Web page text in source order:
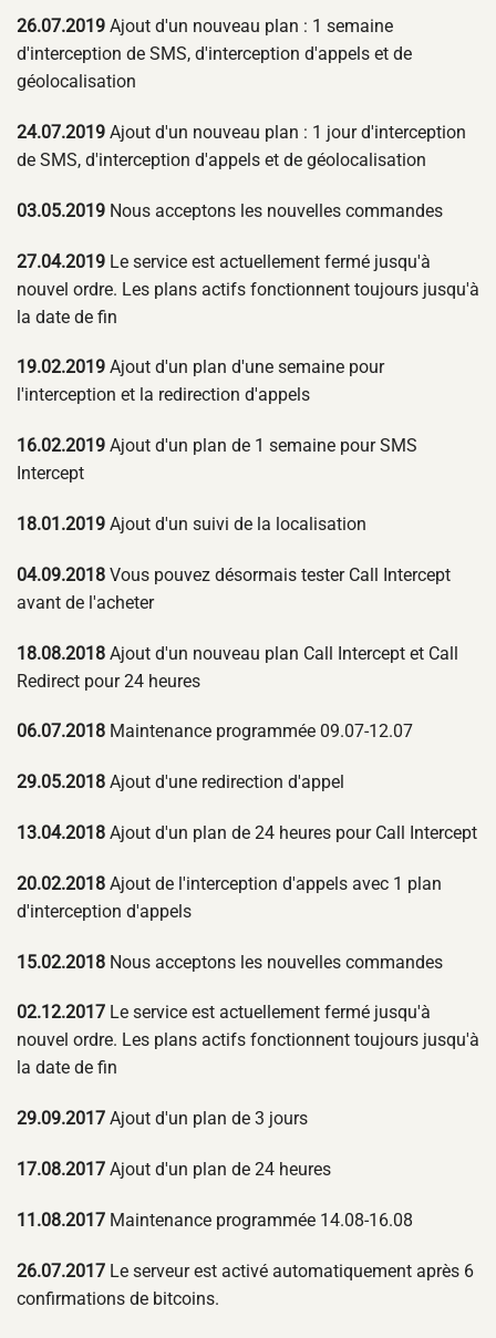
26.07.2019 Ajout d'un nouveau plan : 1 semaine
d'interception de SMS, d'interception d'appels et de
géolocalisation
24.07.2019 Ajout d'un nouveau plan : 1 jour d'interception
de SMS, d'interception d'appels et de géolocalisation
03.05.2019 Nous acceptons les nouvelles commandes
27.04.2019 Le service est actuellement fermé jusqu'à
nouvel ordre. Les plans actifs fonctionnent toujours jusqu'à
la date de fin
19.02.2019 Ajout d'un plan d'une semaine pour
l'interception et la redirection d'appels
16.02.2019 Ajout d'un plan de 1 semaine pour SMS
Intercept
18.01.2019 Ajout d'un suivi de la localisation
04.09.2018 Vous pouvez désormais tester Call Intercept
avant de l'acheter
18.08.2018 Ajout d'un nouveau plan Call Intercept et Call
Redirect pour 24 heures
06.07.2018 Maintenance programmée 09.07-12.07
29.05.2018 Ajout d'une redirection d'appel
13.04.2018 Ajout d'un plan de 24 heures pour Call Intercept
20.02.2018 Ajout de l'interception d'appels avec 1 plan
d'interception d'appels
15.02.2018 Nous acceptons les nouvelles commandes
02.12.2017 Le service est actuellement fermé jusqu'à
nouvel ordre. Les plans actifs fonctionnent toujours jusqu'à
la date de fin
29.09.2017 Ajout d'un plan de 3 jours
17.08.2017 Ajout d'un plan de 24 heures
11.08.2017 Maintenance programmée 14.08-16.08
26.07.2017 Le serveur est activé automatiquement après 6
confirmations de bitcoins.